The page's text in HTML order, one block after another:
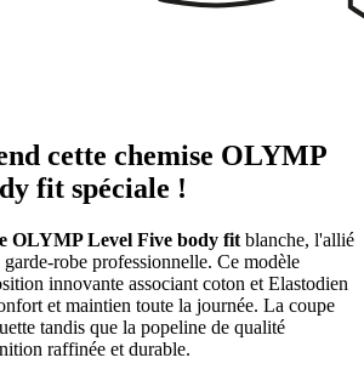
cette chemise OLYMP
fit spéciale !
OLYMP Level Five body fit blanche, l'allié
robe professionnelle. Ce modèle
innovante associant coton et Elastodien
et maintien toute la journée. La coupe
tandis que la popeline de qualité
raffinée et durable.